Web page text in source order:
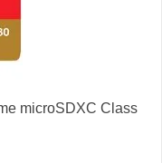
microSDXC Class